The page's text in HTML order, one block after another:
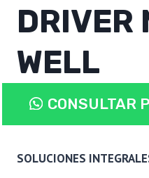
DRIVER
WELL
120W
DRIVER
CONSULTAR
SOLUCIONES